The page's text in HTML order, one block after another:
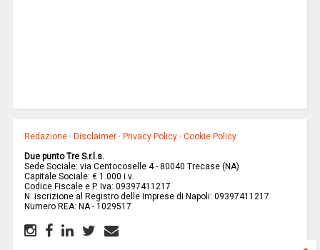
Redazione ·Disclaimer ·Privacy Policy ·Cookie Policy
Due punto Tre S.r.l.s.
Sede Sociale: via Centocoselle 4 - 80040 Trecase (NA)
Capitale Sociale: € 1.000 i.v.
Codice Fiscale e P. Iva: 09397411217
N. iscrizione al Registro delle Imprese di Napoli: 09397411217
Numero REA: NA - 1029517